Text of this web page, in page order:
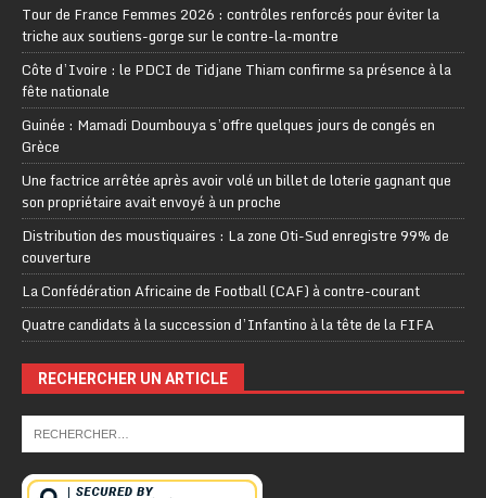
Tour de France Femmes 2026 : contrôles renforcés pour éviter la
triche aux soutiens-gorge sur le contre-la-montre
Côte d’Ivoire : le PDCI de Tidjane Thiam confirme sa présence à la
fête nationale
Guinée : Mamadi Doumbouya s’offre quelques jours de congés en
Grèce
Une factrice arrêtée après avoir volé un billet de loterie gagnant que
son propriétaire avait envoyé à un proche
Distribution des moustiquaires : La zone Oti-Sud enregistre 99% de
couverture
La Confédération Africaine de Football (CAF) à contre-courant
Quatre candidats à la succession d’Infantino à la tête de la FIFA
RECHERCHER UN ARTICLE